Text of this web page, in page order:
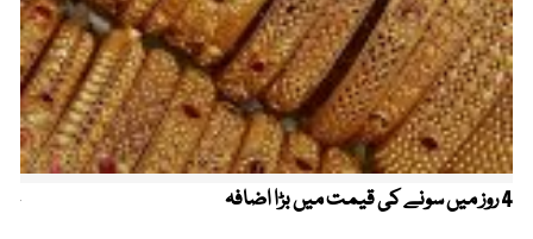
4 روز میں سونے کی قیمت میں بڑا اضافہ